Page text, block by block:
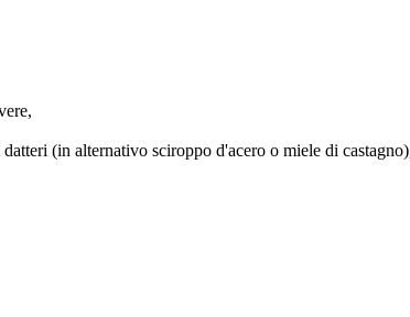
(in alternativo sciroppo d'acero o miele di